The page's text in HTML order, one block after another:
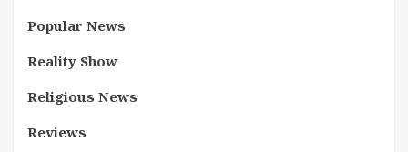
Popular News
Reality Show
Religious News
Reviews